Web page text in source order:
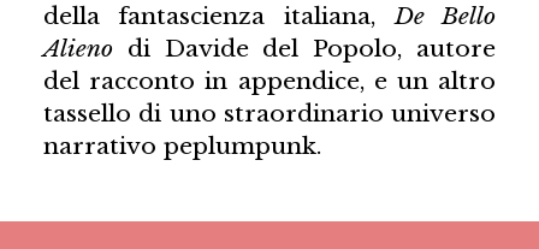
della fantascienza italiana,De Bello
Alienodi Davide del Popolo, autore
del racconto in appendice, e un altro
tassello di uno straordinario universo
narrativo peplumpunk.